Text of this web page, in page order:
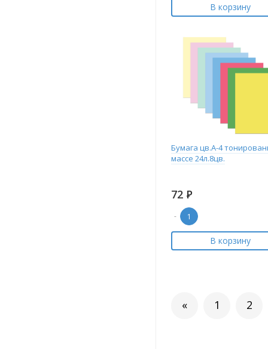
В корзину
Бумага цв.А-4
массе 24л.8цв.
72 Р
-
В корзину
« 1 2